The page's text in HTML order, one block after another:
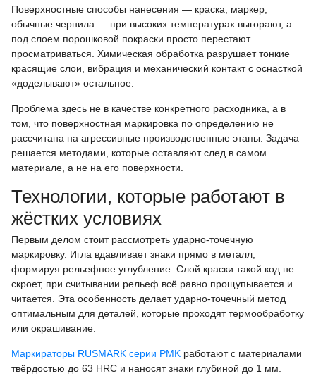
Поверхностные способы нанесения — краска, маркер,
обычные чернила — при высоких температурах выгорают, а
под слоем порошковой покраски просто перестают
просматриваться. Химическая обработка разрушает тонкие
красящие слои, вибрация и механический контакт с оснасткой
«доделывают» остальное.
Проблема здесь не в качестве конкретного расходника, а в
том, что поверхностная маркировка по определению не
рассчитана на агрессивные производственные этапы. Задача
решается методами, которые оставляют след в самом
материале, а не на его поверхности.
Технологии, которые работают в
жёстких условиях
Первым делом стоит рассмотреть ударно-точечную
маркировку. Игла вдавливает знаки прямо в металл,
формируя рельефное углубление. Слой краски такой код не
скроет, при считывании рельеф всё равно прощупывается и
читается. Эта особенность делает ударно-точечный метод
оптимальным для деталей, которые проходят термообработку
или окрашивание.
Маркираторы RUSMARK серии PMK работают с материалами
твёрдостью до 63 HRC и наносят знаки глубиной до 1 мм.